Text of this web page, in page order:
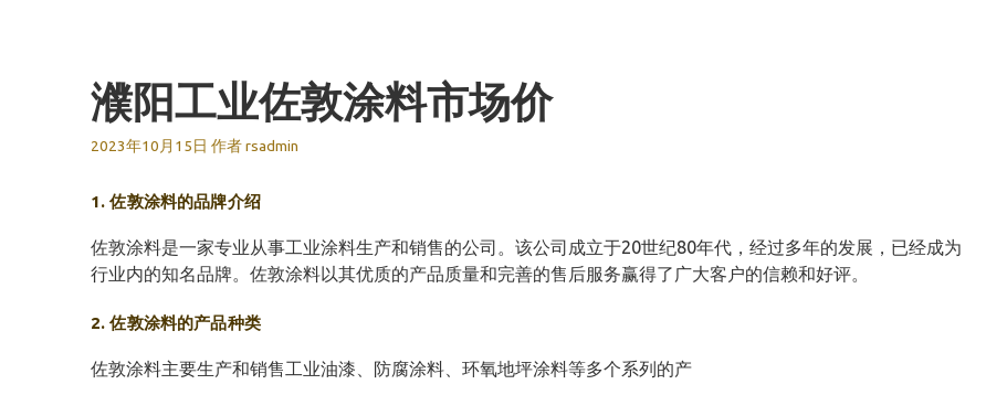
濮阳工业佐敦涂料市场价
2023年10月15日 作者rsadmin
1. 佐敦涂料的品牌介绍
佐敦涂料是一家专业从事工业涂料生产和销售的公司。该公司成立于20世纪80年代，经过多年的发展，已经成为
行业内的知名品牌。佐敦涂料以其优质的产品质量和完善的售后服务赢得了广大客户的信赖和好评。
2. 佐敦涂料的产品种类
佐敦涂料主要生产和销售工业油漆、防腐涂料、环氧地坪涂料等多个系列的产